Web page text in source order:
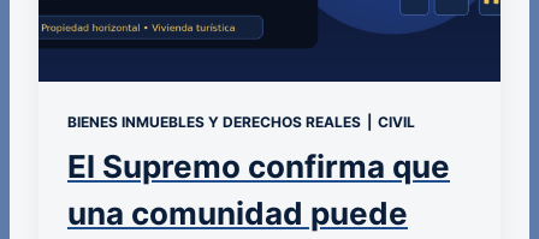
BIENES INMUEBLES Y DERECHOS REALES CIVIL
El Supremo confirma que
una comunidad puede